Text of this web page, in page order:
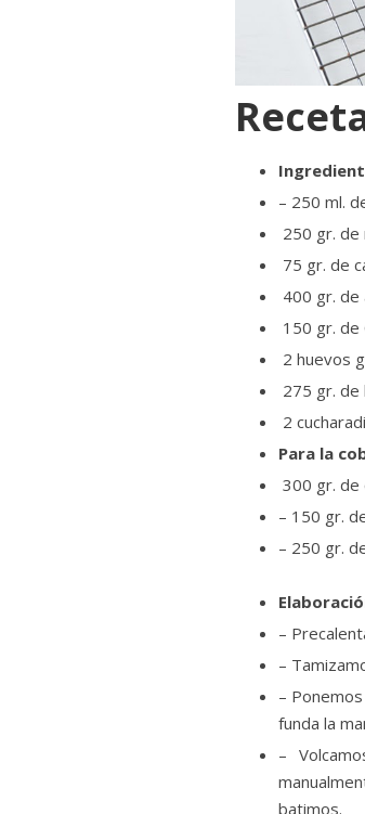
– 250 ml.
250 gr. de
75 gr. de
400 gr. de
150 gr. de
2 huevos
275 gr. de
2
Para la
300 gr. de
– 150 gr.
– 250 gr.
–
–
–
funda la
–
batimos.